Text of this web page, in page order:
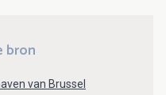
bron
van Brussel